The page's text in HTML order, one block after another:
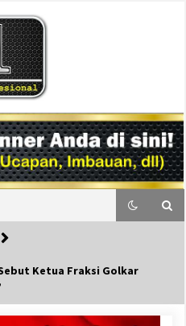
DM1
Ketua Fraksi Golkar